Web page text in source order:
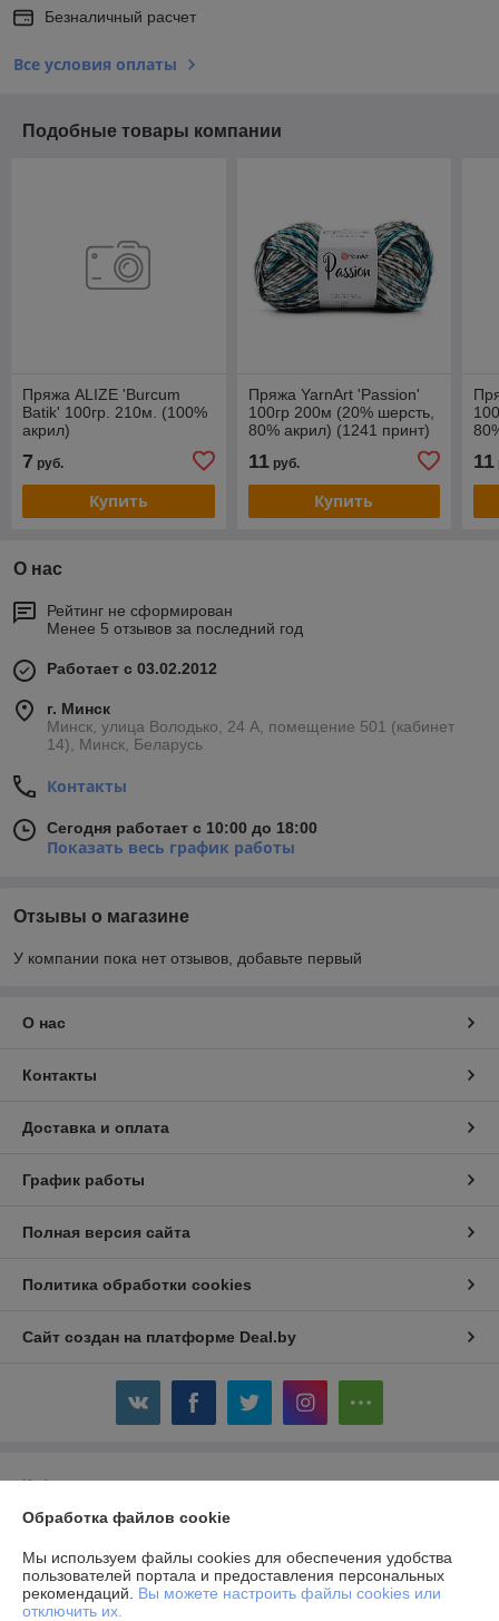
Безналичный расчет
Все условия оплаты
Подобные товары компании
Пряжа ALIZE 'Burcum
Batik' 100гр. 210м. (100%
акрил)
7 руб.
Купить
Пряжа YarnArt 'Passion'
100гр 200м (20% шерсть,
80% акрил) (1241 принт)
11руб.
Купить
11
О нас
Рейтинг не сформирован
Менее 5 отзывов за последний год
Работает с 03.02.2012
г. Минск
Минск, улица Володько, 24 А, помещение 501 (кабинет
14), Минск, Беларусь
Контакты
Сегодня работает с 10:00 до 18:00
Показать весь график работы
Отзывы о магазине
У компании пока нет отзывов, добавьте первый
О нас
Контакты
Доставка и оплата
График работы
Полная версия сайта
Политика обработки cookies
Сайт создан на платформе Deal.by
Информация для покупателя
Юридическое лицо:Общество с ограниченной ответственностью
220007, г.Минск, ул.Володько, д.24А, пом.501, каб.14
Регистрационный номер ЕГР: 690856291
Обработка файлов cookie
Мы используем файлы cookies для обеспечения удобства
пользователей портала и предоставления персональных
рекомендаций. Вы можете настроить файлы cookies или
отключить их.